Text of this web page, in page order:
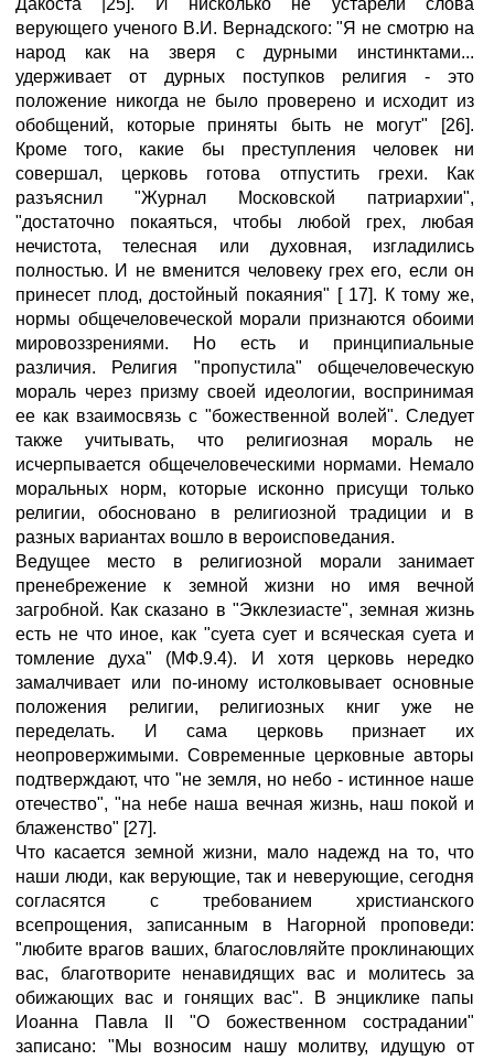
Дакоста |25]. И нисколько не устарели слова
верующего ученого В.И. Вернадского: "Я не смотрю на
народ как на зверя с дурными инстинктами...
удерживает от дурных поступков религия - это
положение никогда не было проверено и исходит из
обобщений, которые приняты быть не могут" [26].
Кроме того, какие бы преступления человек ни
совершал, церковь готова отпустить грехи. Как
разъяснил "Журнал Московской патриархии",
"достаточно покаяться, чтобы любой грех, любая
нечистота, телесная или духовная, изгладились
полностью. И не вменится человеку грех его, если он
принесет плод, достойный покаяния" [ 17]. К тому же,
нормы общечеловеческой морали признаются обоими
мировоззрениями. Но есть и принципиальные
различия. Религия "пропустила" общечеловеческую
мораль через призму своей идеологии, воспринимая
ее как взаимосвязь с "божественной волей". Следует
также учитывать, что религиозная мораль не
исчерпывается общечеловеческими нормами. Немало
моральных норм, которые исконно присущи только
религии, обосновано в религиозной традиции и в
разных вариантах вошло в вероисповедания.
Ведущее место в религиозной морали занимает
пренебрежение к земной жизни но имя вечной
загробной. Как сказано в "Экклезиасте", земная жизнь
есть не что иное, как "суета сует и всяческая суета и
томление духа" (МФ.9.4). И хотя церковь нередко
замалчивает или по-иному истолковывает основные
положения религии, религиозных книг уже не
переделать. И сама церковь признает их
неопровержимыми. Современные церковные авторы
подтверждают, что "не земля, но небо - истинное наше
отечество", "на небе наша вечная жизнь, наш покой и
блаженство" [27].
Что касается земной жизни, мало надежд на то, что
наши люди, как верующие, так и неверующие, сегодня
согласятся с требованием христианского
всепрощения, записанным в Нагорной проповеди:
"любите врагов ваших, благословляйте проклинающих
вас, благотворите ненавидящих вас и молитесь за
обижающих вас и гонящих вас". В энциклике папы
Иоанна Павла II "О божественном сострадании"
записано: "Мы возносим нашу молитву, идущую от